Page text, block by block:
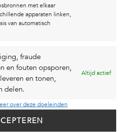
met elkaar
apparaten linken,
van automatisch
fraude
en fouten opsporen,
en tonen,
delen.
Altijd actief
over deze doeleinden
Meer informatie